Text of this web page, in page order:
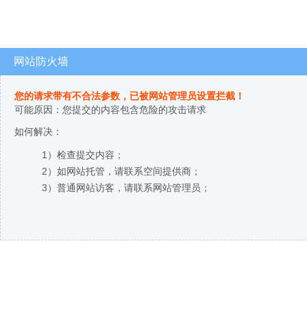
网站防火墙
您的请求带有不合法参数，已被网站管理员设置拦截！
可能原因：您提交的内容包含危险的攻击请求
如何解决：
1）检查提交内容；
2）如网站托管，请联系空间提供商；
3）普通网站访客，请联系网站管理员；